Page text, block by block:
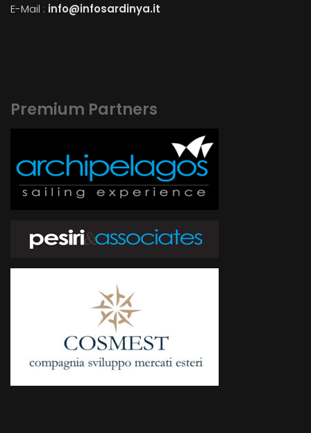
E-Mail : info@infosardinya.it
Premium Partners